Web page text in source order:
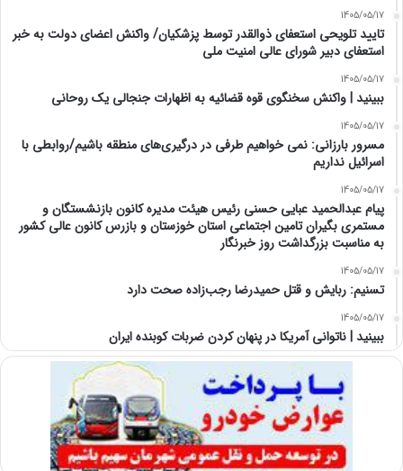
1405/05/17
تایید تلویحی استعفای ذوالقدر توسط پزشکیان/ واکنش اعضای دولت به خبر
استعفای دبیر شورای عالی امنیت ملی
1405/05/17
ببینید | واکنش سخنگوی قوه قضائیه به اظهارات جنجالی یک روحانی
1405/05/17
مسرور بارزانی: نمی خواهیم طرفی در درگیری‌های منطقه باشیم/روابطی با
اسرائیل نداریم
1405/05/17
پیام عبدالحمید عبایی حسنی رئیس هیئت مدیره کانون بازنشستگان و
مستمری بگیران تامین اجتماعی استان خوزستان و بازرس کانون عالی کشور
به مناسبت بزرگداشت روز خبرنگار
1405/05/17
تسنیم: ربایش و قتل حمیدرضا رجب‌زاده صحت دارد
1405/05/17
‏ببینید | ناتوانی آمریکا در پنهان کردن ضربات کوبنده ایران